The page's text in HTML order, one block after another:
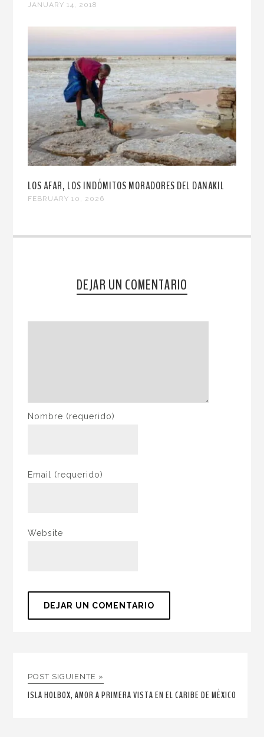
JANUARY 14, 2018
LOS AFAR, LOS INDÓMITOS MORADORES DEL DANAKIL
FEBRUARY 10, 2026
DEJAR UN COMENTARIO
Nombre (requerido)
Email (requerido)
Website
POST SIGUIENTE »
ISLA HOLBOX, AMOR A PRIMERA VISTA EN EL CARIBE DE MÉXICO